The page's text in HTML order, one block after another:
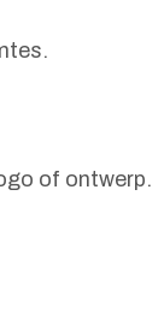
of ontwerp.